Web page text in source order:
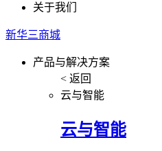
关于我们
新华三商城
产品与解决方案
< 返回
云与智能
云与智能